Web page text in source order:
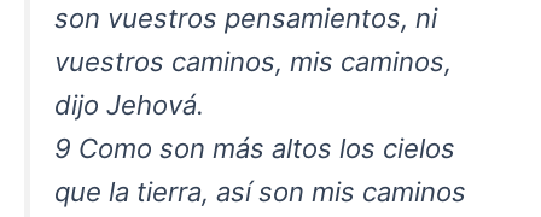
son vuestros pensamientos, ni
vuestros caminos, mis caminos,
dijo Jehová.
9 Como son más altos los cielos
que la tierra, así son mis caminos